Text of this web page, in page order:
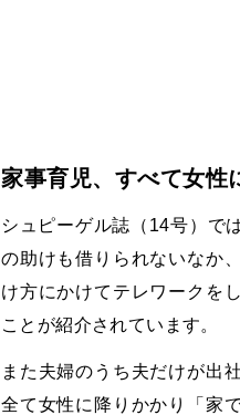
家事育児、すべて女性
シュピーゲル誌（14号）で
の助けも借りられないなか
け方にかけてテレワークを
ことが紹介されています。
また夫婦のうち夫だけが出
全て女性に降りかかり「家